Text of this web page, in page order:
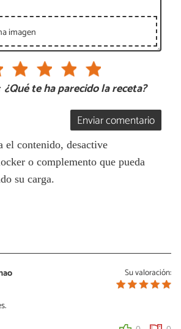
imagen
¿Qué te ha parecido la receta?
Enviar comentario
el contenido, desactive
o complemento que pueda
su carga.
Su valoración: